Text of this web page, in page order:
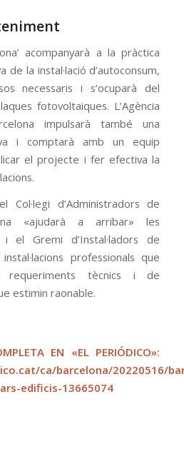
acompanyarà a la pràctica
de la instal·lació d’autoconsum,
necessaris i s’ocuparà del
fotovoltaiques. L’Agència
impulsarà també una
i comptarà amb un equip
el projecte i fer efectiva la
d’Administradors de
«ajudarà a arribar» les
el Gremi d’Instal·ladors de
professionals que
requeriments tècnics i de
estimin raonable.
EN «EL PERIÓDICO»:
ca/barcelona/20220516/
edificis-13665074